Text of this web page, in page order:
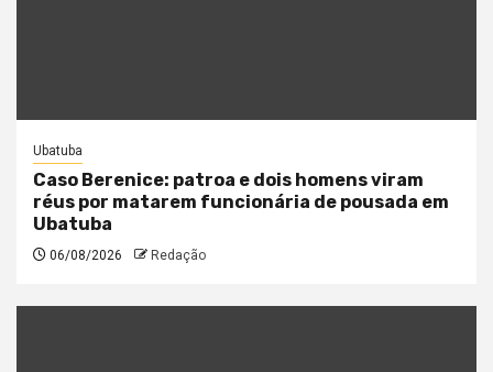
Ubatuba
Caso Berenice: patroa e dois homens viram
réus por matarem funcionária de pousada em
Ubatuba
06/08/2026 Redação